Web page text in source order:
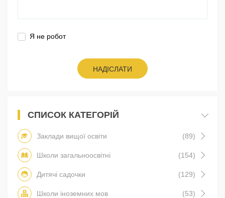
Я не робот
НАДІСЛАТИ
СПИСОК КАТЕГОРІЙ
Заклади вищої освіти (89)
Школи загальноосвітні (154)
Дитячі садочки (129)
Школи іноземних мов (53)